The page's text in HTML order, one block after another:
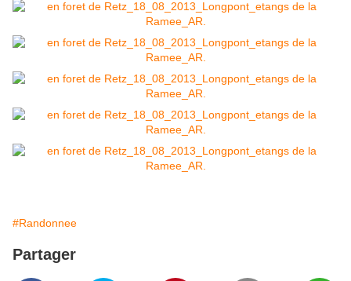
#Randonnee
Partager